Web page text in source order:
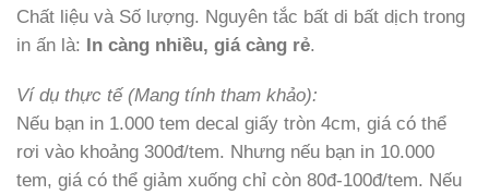
Chất liệu và Số lượng. Nguyên tắc bất di bất dịch trong
in ấn là: In càng nhiều, giá càng rẻ.
Ví dụ thực tế (Mang tính tham khảo):
Nếu bạn in 1.000 tem decal giấy tròn 4cm, giá có thể
rơi vào khoảng 300đ/tem. Nhưng nếu bạn in 10.000
tem, giá có thể giảm xuống chỉ còn 80đ-100đ/tem. Nếu